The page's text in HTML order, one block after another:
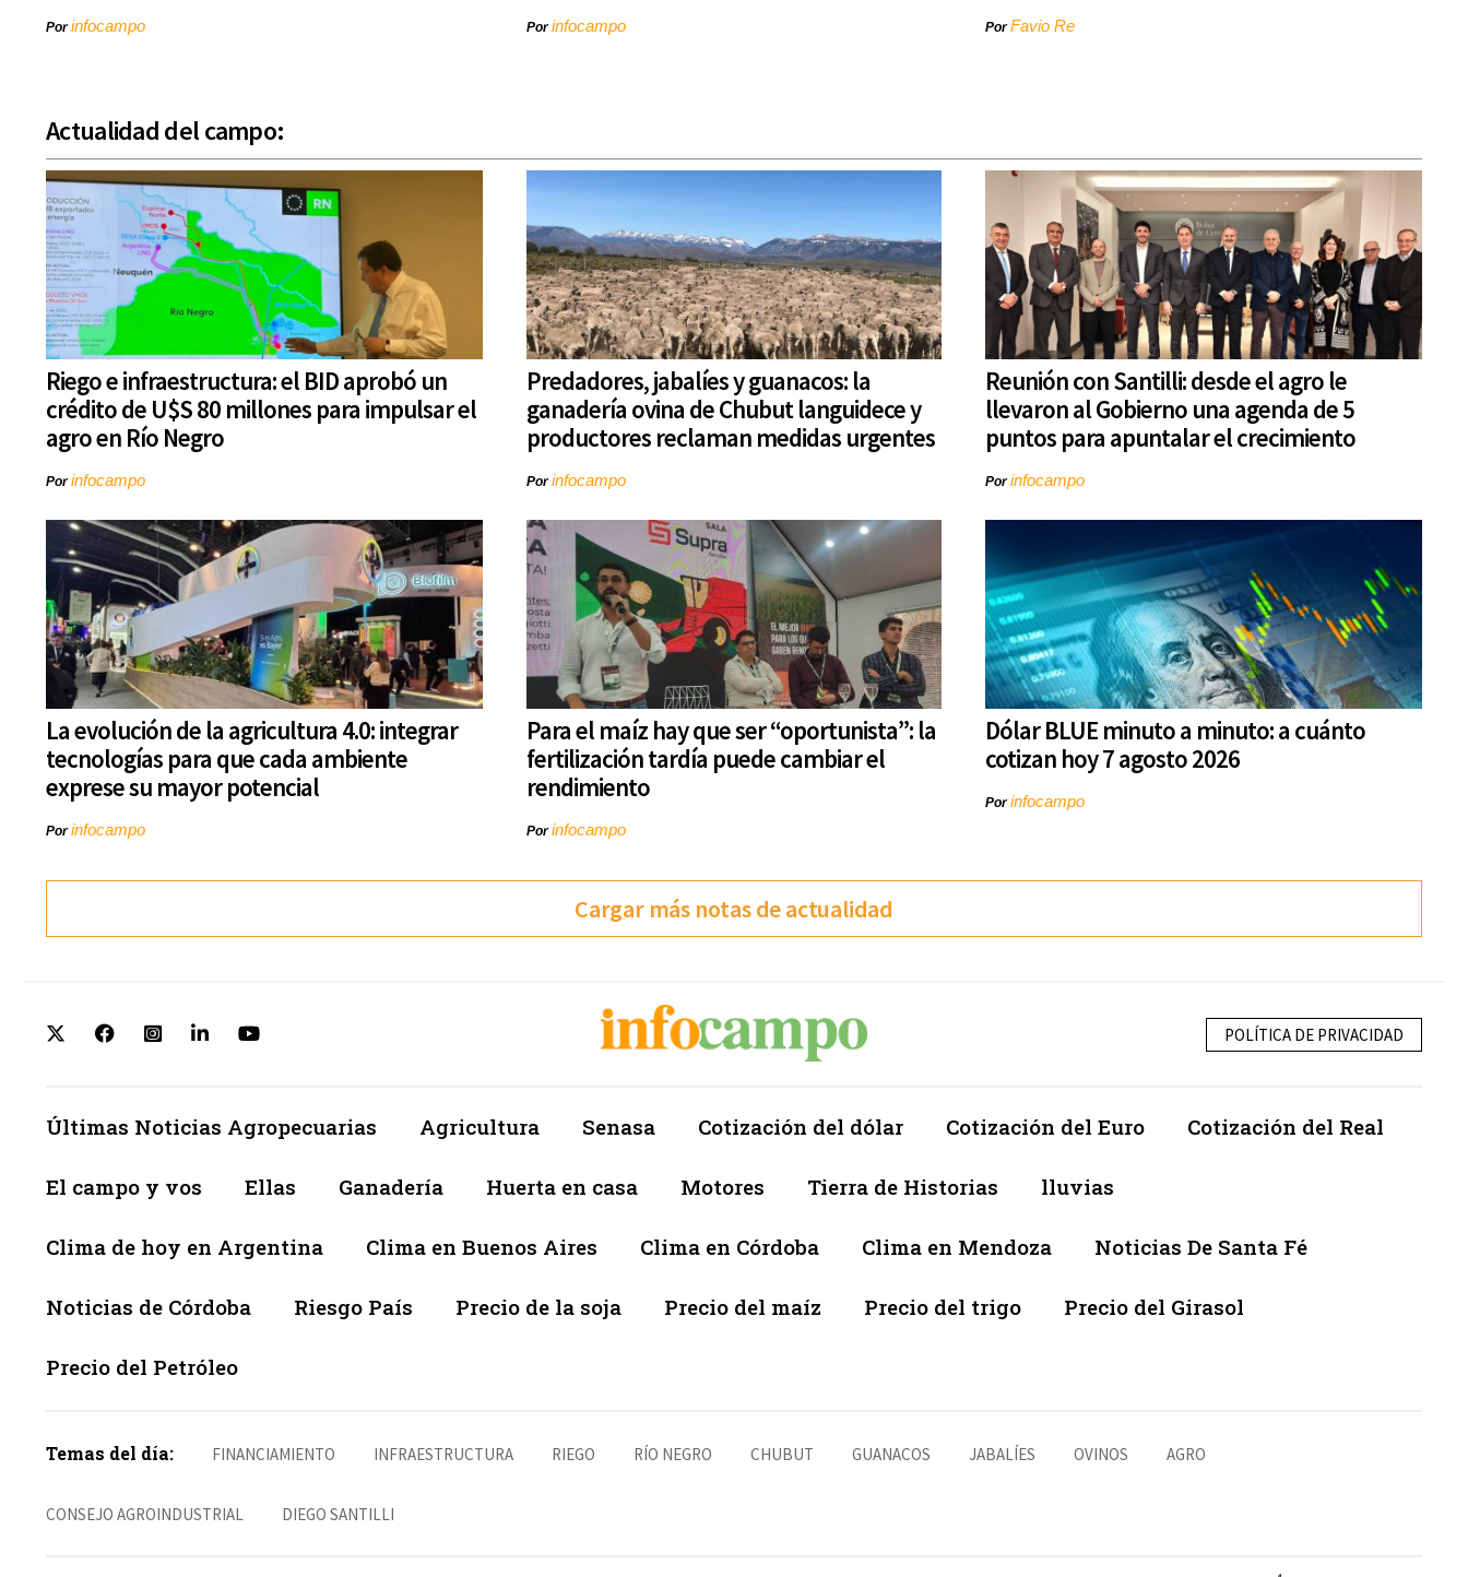
Porinfocampo Porinfocampo PorFavio Re
Actualidad del campo:
Riego e infraestructura: el BID aprobó un
crédito de U$S 80 millones para impulsar el
agro en Río Negro
Porinfocampo
Predadores, jabalíes y guanacos: la
ganadería ovina de Chubut languidece y
productores reclaman medidas urgentes
Porinfocampo
Reunión con Santilli: desde el agro le
llevaron al Gobierno una agenda de 5
puntos para apuntalar el crecimiento
Porinfocampo
La evolución de la agricultura 4.0: integrar
tecnologías para que cada ambiente
exprese su mayor potencial
Porinfocampo
Para el maíz hay que ser “oportunista”: la
fertilización tardía puede cambiar el
rendimiento
Porinfocampo
Dólar BLUE minuto a minuto: a cuánto
cotizan hoy 7 agosto 2026
Porinfocampo
Cargar más notas de actualidad
POLÍTICA DE PRIVACIDAD
Últimas Noticias Agropecuarias Agricultura Senasa Cotización del dólar Cotización del Euro Cotización del Real
El campo y vos Ellas Ganadería Huerta en casa Motores Tierra de Historias lluvias
Clima de hoy en Argentina Clima en Buenos Aires Clima en Córdoba Clima en Mendoza Noticias De Santa Fé
Noticias de Córdoba Riesgo País Precio de la soja Precio del maíz Precio del trigo Precio del Girasol
Precio del Petróleo
Temas del día: FINANCIAMIENTO INFRAESTRUCTURA RIEGO RÍO NEGRO CHUBUT GUANACOS JABALÍES OVINOS AGRO
CONSEJO AGROINDUSTRIAL DIEGO SANTILLI